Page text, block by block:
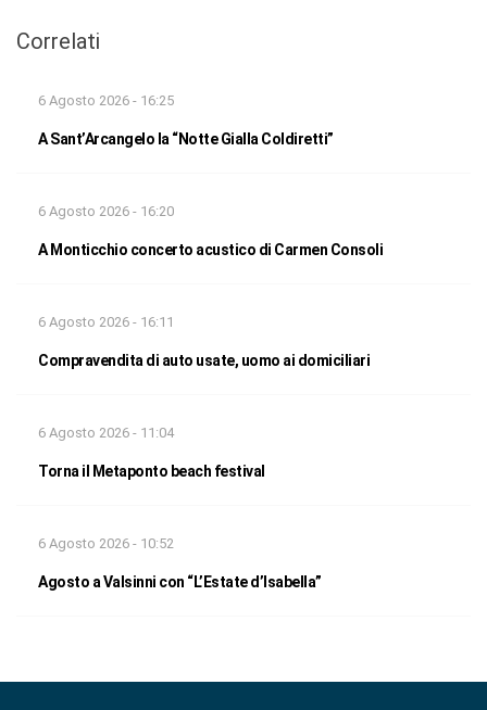
Correlati
6 Agosto 2026 - 16:25
A Sant’Arcangelo la “Notte Gialla Coldiretti”
6 Agosto 2026 - 16:20
A Monticchio concerto acustico di Carmen Consoli
6 Agosto 2026 - 16:11
Compravendita di auto usate, uomo ai domiciliari
6 Agosto 2026 - 11:04
Torna il Metaponto beach festival
6 Agosto 2026 - 10:52
Agosto a Valsinni con “L’Estate d’Isabella”